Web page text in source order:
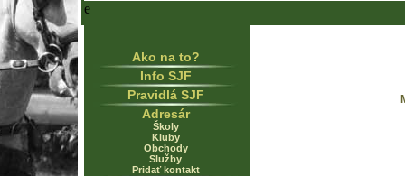
e
Ako na to?
Info SJF
Pravidlá SJF
Adresár
Školy
Kluby
Obchody
Služby
Pridať kontakt